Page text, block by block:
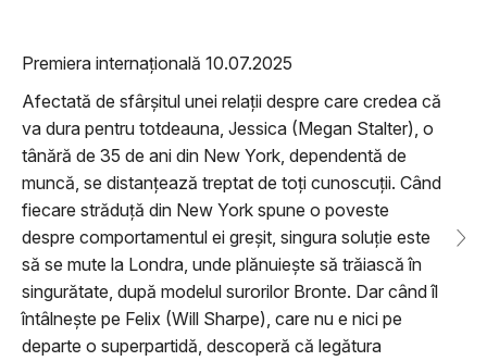
Premiera internațională 10.07.2025
Afectată de sfârșitul unei relații despre care credea că
va dura pentru totdeauna, Jessica (Megan Stalter), o
tânără de 35 de ani din New York, dependentă de
muncă, se distanțează treptat de toți cunoscuții. Când
fiecare străduță din New York spune o poveste
despre comportamentul ei greșit, singura soluție este
să se mute la Londra, unde plănuiește să trăiască în
singurătate, după modelul surorilor Bronte. Dar când îl
întâlnește pe Felix (Will Sharpe), care nu e nici pe
departe o superpartidă, descoperă că legătura